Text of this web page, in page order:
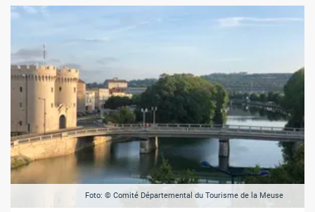
Foto: © Comité Départemental du Tourisme de la Meuse